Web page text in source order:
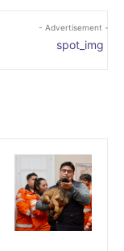
- Advertisement -